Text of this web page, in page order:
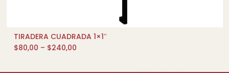
QUICK SHOP
TIRADERA CUADRADA 1×1″
$80,00 – $240,00